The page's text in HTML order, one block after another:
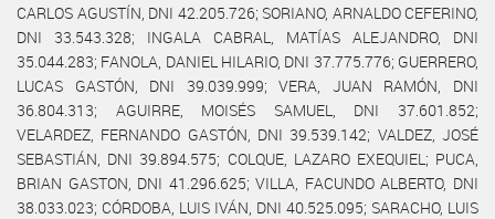
CARLOS AGUSTÍN, DNI 42.205.726; SORIANO, ARNALDO CEFERINO,
DNI 33.543.328; INGALA CABRAL, MATÍAS ALEJANDRO, DNI
35.044.283; FANOLA, DANIEL HILARIO, DNI 37.775.776; GUERRERO,
LUCAS GASTÓN, DNI 39.039.999; VERA, JUAN RAMÓN, DNI
36.804.313; AGUIRRE, MOISÉS SAMUEL, DNI 37.601.852;
VELARDEZ, FERNANDO GASTÓN, DNI 39.539.142; VALDEZ, JOSÉ
SEBASTIÁN, DNI 39.894.575; COLQUE, LAZARO EXEQUIEL; PUCA,
BRIAN GASTON, DNI 41.296.625; VILLA, FACUNDO ALBERTO, DNI
38.033.023; CÓRDOBA, LUIS IVÁN, DNI 40.525.095; SARACHO, LUIS